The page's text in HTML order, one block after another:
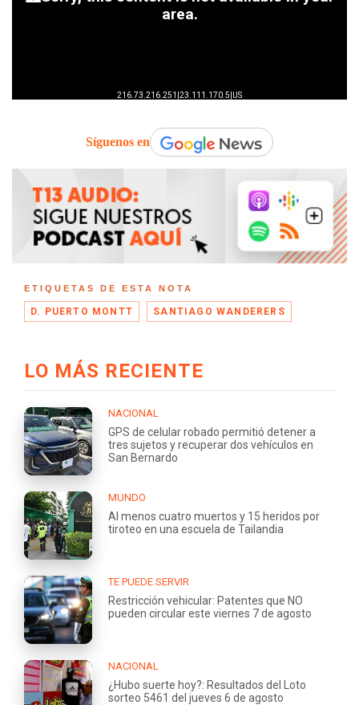
Síguenos en
ETIQUETAS DE ESTA NOTA
D. PUERTO MONTT SANTIAGO WANDERERS
LO MÁS RECIENTE
NACIONAL
GPS de celular robado permitió detener a
tres sujetos y recuperar dos vehículos en
San Bernardo
MUNDO
Al menos cuatro muertos y 15 heridos por
tiroteo en una escuela de Tailandia
TE PUEDE SERVIR
Restricción vehicular: Patentes que NO
pueden circular este viernes 7 de agosto
NACIONAL
¿Hubo suerte hoy?: Resultados del Loto
sorteo 5461 del jueves 6 de agosto